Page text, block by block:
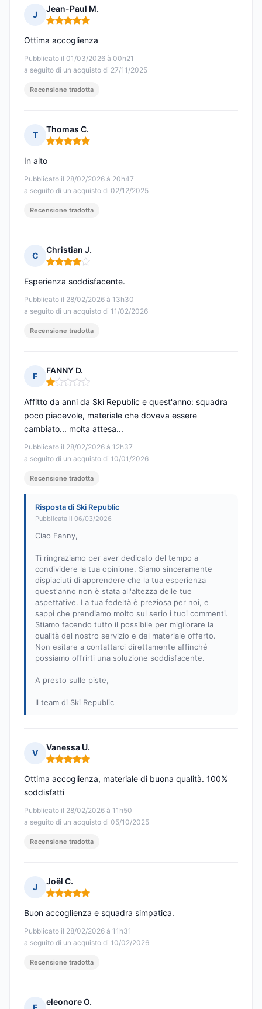
J
Jean-Paul M.
Nota: 5 su 5
Pubblicato il 01/03/2026 à 00h21
a seguito di un acquisto di 27/11/2025
Ottima accoglienza
Recensione tradotta
T
Thomas C.
Nota: 5 su 5
Pubblicato il 28/02/2026 à 20h47
a seguito di un acquisto di 02/12/2025
In alto
Recensione tradotta
C
Christian J.
Nota: 4 su 5
Pubblicato il 28/02/2026 à 13h30
a seguito di un acquisto di 11/02/2026
Esperienza soddisfacente.
Recensione tradotta
F
FANNY D.
Nota: 1 su 5
Pubblicato il 28/02/2026 à 12h37
a seguito di un acquisto di 10/01/2026
Affitto da anni da Ski Republic e quest'anno: squadra
poco piacevole, materiale che doveva essere
cambiato... molta attesa...
Recensione tradotta
Risposta di Ski Republic
Pubblicata il 06/03/2026
Ciao Fanny,
Ti ringraziamo per aver dedicato del tempo a
condividere la tua opinione. Siamo sinceramente
dispiaciuti di apprendere che la tua esperienza
quest'anno non è stata all'altezza delle tue
aspettative. La tua fedeltà è preziosa per noi, e
sappi che prendiamo molto sul serio i tuoi commenti.
Stiamo facendo tutto il possibile per migliorare la
qualità del nostro servizio e del materiale offerto.
Non esitare a contattarci direttamente affinché
possiamo offrirti una soluzione soddisfacente.
A presto sulle piste,
Il team di Ski Republic
V
Vanessa U.
Nota: 5 su 5
Pubblicato il 28/02/2026 à 11h50
a seguito di un acquisto di 05/10/2025
Ottima accoglienza, materiale di buona qualità. 100%
soddisfatti
Recensione tradotta
J
Joël C.
Nota: 5 su 5
Pubblicato il 28/02/2026 à 11h31
a seguito di un acquisto di 10/02/2026
Buon accoglienza e squadra simpatica.
Recensione tradotta
eleonore O.